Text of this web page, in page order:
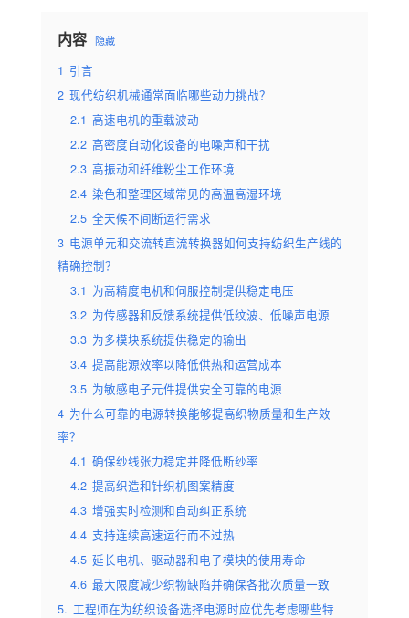
内容 隐藏
1 引言
2 现代纺织机械通常面临哪些动力挑战？
2.1 高速电机的重载波动
2.2 高密度自动化设备的电噪声和干扰
2.3 高振动和纤维粉尘工作环境
2.4 染色和整理区域常见的高温高湿环境
2.5 全天候不间断运行需求
3 电源单元和交流转直流转换器如何支持纺织生产线的
精确控制？
3.1 为高精度电机和伺服控制提供稳定电压
3.2 为传感器和反馈系统提供低纹波、低噪声电源
3.3 为多模块系统提供稳定的输出
3.4 提高能源效率以降低供热和运营成本
3.5 为敏感电子元件提供安全可靠的电源
4 为什么可靠的电源转换能够提高织物质量和生产效
率？
4.1 确保纱线张力稳定并降低断纱率
4.2 提高织造和针织机图案精度
4.3 增强实时检测和自动纠正系统
4.4 支持连续高速运行而不过热
4.5 延长电机、驱动器和电子模块的使用寿命
4.6 最大限度减少织物缺陷并确保各批次质量一致
5. 工程师在为纺织设备选择电源时应优先考虑哪些特